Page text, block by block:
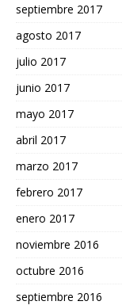
septiembre 2017
agosto 2017
julio 2017
junio 2017
mayo 2017
abril 2017
marzo 2017
febrero 2017
enero 2017
noviembre 2016
octubre 2016
septiembre 2016